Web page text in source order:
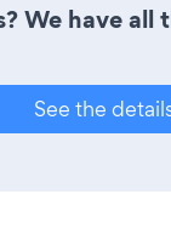
We have all
See the